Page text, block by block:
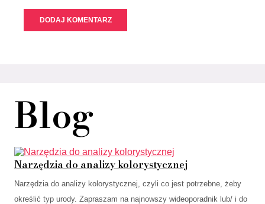
Blog
Narzędzia do analizy kolorystycznej
Narzędzia do analizy kolorystycznej, czyli co jest potrzebne, żeby
określić typ urody. Zapraszam na najnowszy wideoporadnik lub/ i do